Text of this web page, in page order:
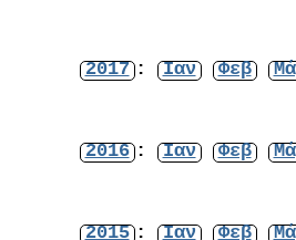
2017 : Ιαν Φεβ
2016 : Ιαν Φεβ
2015 : Ιαν Φεβ